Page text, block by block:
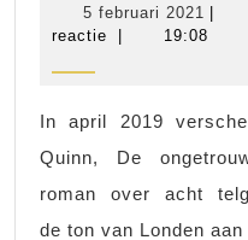
5 februari 2021 5
reactie
19:08
In april 2019
Quinn, De
roman over acht
de ton van Londen